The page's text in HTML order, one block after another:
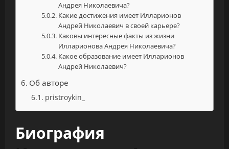
Андрея Николаевича?
Какие достижения имеет Илларионов
Андрей Николаевич в своей карьере?
Каковы интересные факты из жизни
Илларионова Андрея Николаевича?
Какое образование имеет Илларионов
Андрей Николаевич?
Об авторе
pristroykin_
Биография